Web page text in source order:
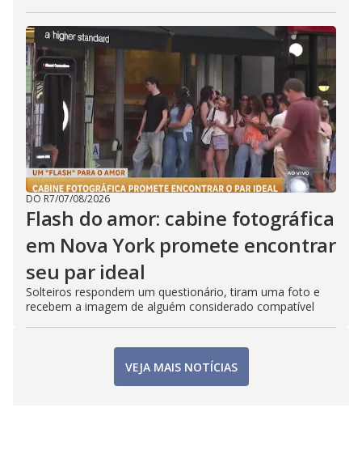
DO R7/07/08/2026
Flash do amor: cabine fotográfica
em Nova York promete encontrar
seu par ideal
Solteiros respondem um questionário, tiram uma foto e
recebem a imagem de alguém considerado compatível
VEJA MAIS NOTÍCIAS